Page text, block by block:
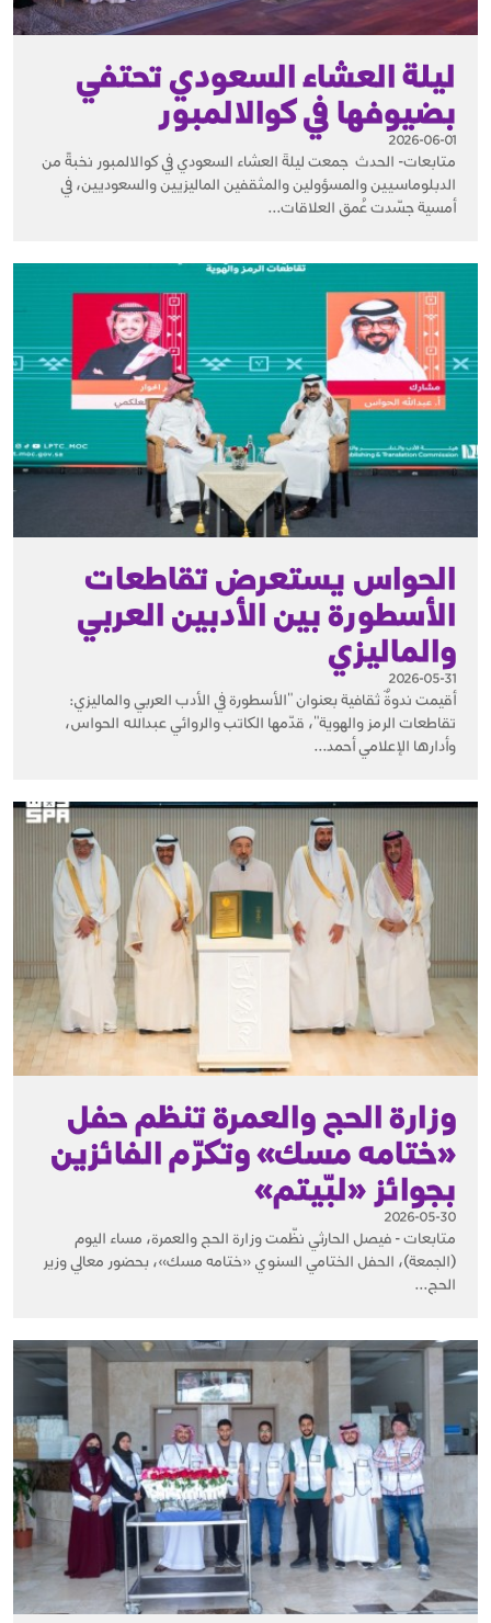
ليلة العشاء السعودي تحتفي
بضيوفها في كوالالمبور
2026-06-01
متابعات- الحدث جمعت ليلةَ العشاء السعودي في كوالالمبور نخبةً من
الدبلوماسيين والمسؤولين والمثقفين الماليزيين والسعوديين، في
أمسية جسّدت عُمق العلاقات...
الحواس يستعرض تقاطعات
الأسطورة بين الأدبين العربي
والماليزي
2026-05-31
أقيمت ندوةٌ ثقافية بعنوان "الأسطورة في الأدب العربي والماليزي:
تقاطعات الرمز والهوية"، قدّمها الكاتب والروائي عبدالله الحواس،
وأدارها الإعلامي أحمد...
وزارة الحج والعمرة تنظم حفل
«ختامه مسك» وتكرّم الفائزين
بجوائز «لبّيتم»
2026-05-30
متابعات - فيصل الحارثي نظّمت وزارة الحج والعمرة، مساء اليوم
(الجمعة)، الحفل الختامي السنوي «ختامه مسك»، بحضور معالي وزير
الحج...